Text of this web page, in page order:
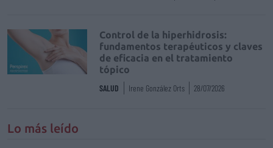
Control de la hiperhidrosis:
fundamentos terapéuticos y claves
de eficacia en el tratamiento
tópico
SALUD Irene González Orts 28/07/2026
Lo más leído